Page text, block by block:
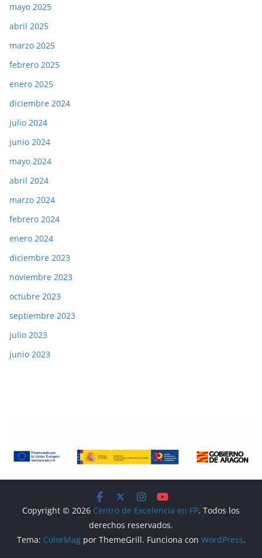
mayo 2025
abril 2025
marzo 2025
febrero 2025
enero 2025
diciembre 2024
julio 2024
junio 2024
mayo 2024
abril 2024
marzo 2024
febrero 2024
enero 2024
diciembre 2023
noviembre 2023
octubre 2023
septiembre 2023
julio 2023
junio 2023
Copyright © 2026 Centro de Excelencia en FP. Todos los
derechos reservados.
Tema: ColorMagpor ThemeGrill. Funciona con WordPress.